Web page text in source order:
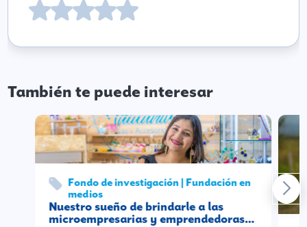
También te puede interesar
Fondo de investigación | Fundación en
medios
Nuestro sueño de brindarle a las
microempresarias y emprendedoras…